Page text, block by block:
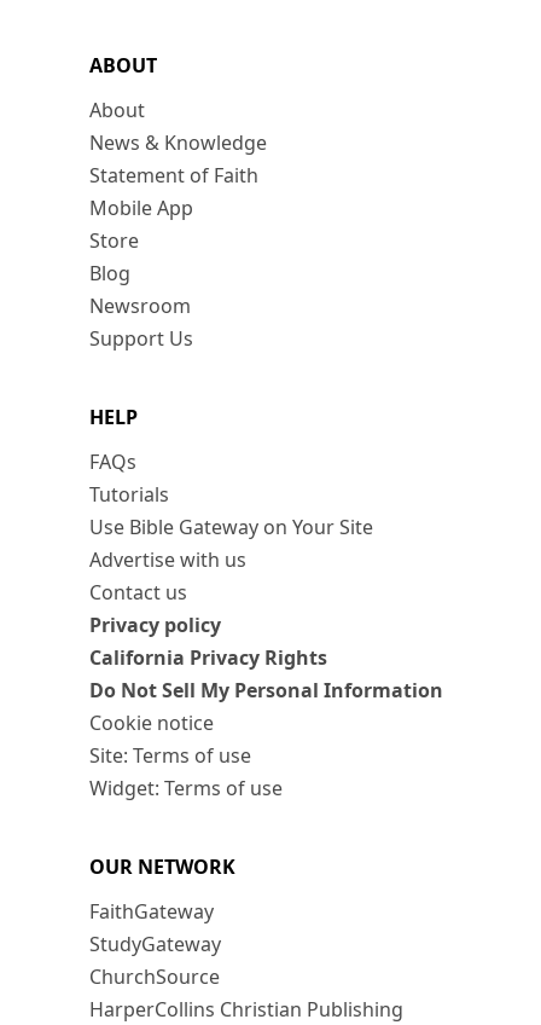
ABOUT
About
News & Knowledge
Statement of Faith
Mobile App
Store
Blog
Newsroom
Support Us
HELP
FAQs
Tutorials
Use Bible Gateway on Your Site
Advertise with us
Contact us
Privacy policy
California Privacy Rights
Do Not Sell My Personal Information
Cookie notice
Site: Terms of use
Widget: Terms of use
OUR NETWORK
FaithGateway
StudyGateway
ChurchSource
HarperCollins Christian Publishing